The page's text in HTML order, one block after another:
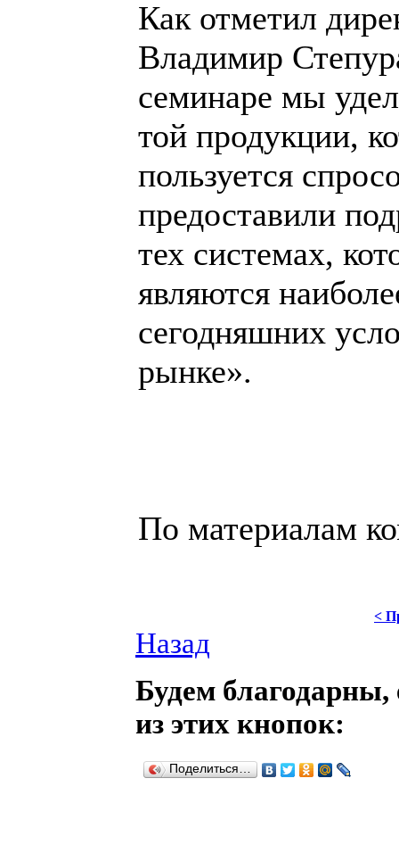
Как отметил
Владимир
семинаре мы
той продукции,
пользуется
предоставили
тех системах,
являются
сегодняшних
рынке».
По материалам
<
Назад
Будем благодарны,
из этих кнопок:
Поделиться…